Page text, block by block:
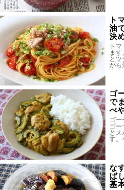
ト
油
決
ト
ま
と
がら
ゴ
で
べ
ゴー
ゴー
と
す。
な
ば
基